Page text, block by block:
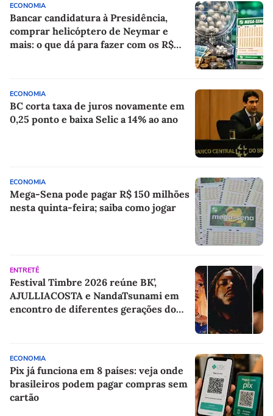
ECONOMIA
Bancar candidatura à Presidência,
comprar helicóptero de Neymar e
mais: o que dá para fazer com os R$
ECONOMIA
BC corta taxa de juros novamente em
0,25 ponto e baixa Selic a 14% ao ano
ECONOMIA
Mega-Sena pode pagar R$ 150 milhões
nesta quinta-feira; saiba como jogar
ENTRETÊ
Festival Timbre 2026 reúne BK’,
AJULLIACOSTA e NandaTsunami em
encontro de diferentes gerações do
ECONOMIA
Pix já funciona em 8 países: veja onde
brasileiros podem pagar compras sem
cartão